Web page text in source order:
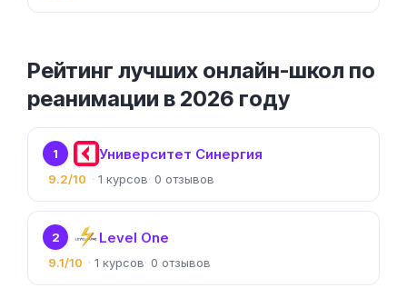
Рейтинг лучших онлайн-школ по
реанимации в 2026 году
1 Университет Синергия
9.2/10 1 0
2 Level One
9.1/10 1 0